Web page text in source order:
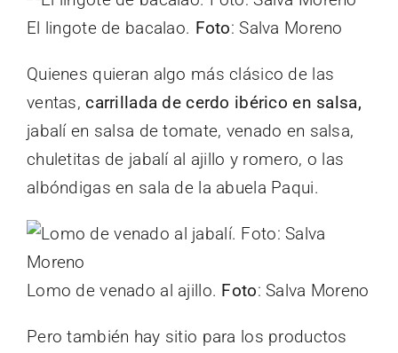
El lingote de bacalao. Foto: Salva Moreno
Quienes quieran algo más clásico de las
ventas,carrillada de cerdo ibérico en salsa,
jabalí en salsa de tomate, venado en salsa,
chuletitas de jabalí al ajillo y romero, o las
albóndigas en sala de la abuela Paqui.
Lomo de venado al ajillo. Foto: Salva Moreno
Pero también hay sitio para los productos